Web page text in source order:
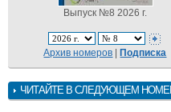
Выпуск №8 2026 г.
Архив номеров |Подписка
ЧИТАЙТЕ В СЛЕДУЮЩЕМ